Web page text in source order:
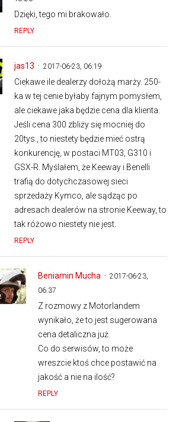
Dzięki, tego mi brakowało.
REPLY
jas13 2017-06-23, 06:19
Ciekawe ile dealerzy dołożą marży. 250-
ka w tej cenie byłaby fajnym pomysłem,
ale ciekawe jaka będzie cena dla klienta.
Jeśli cena 300 zbliży się mocniej do
20tys., to niestety będzie mieć ostrą
konkurencję, w postaci MT03, G310 i
GSX-R. Myślałem, że Keeway i Benelli
trafią do dotychczasowej sieci
sprzedaży Kymco, ale sądząc po
adresach dealerów na stronie Keeway, to
tak różowo niestety nie jest.
REPLY
Beniamin Mucha
2017-06-23,
06:37
Z rozmowy z Motorlandem
wynikało, że to jest sugerowana
cena detaliczna już.
Co do serwisów, to może
wreszcie ktoś chce postawić na
jakość a nie na ilość?
REPLY